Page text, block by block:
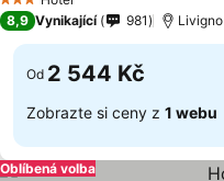
3 Počet hvězdiček
8,9 Vynikající 981 Livigno
Od 2 544 Kč
Zobrazte si ceny z 1 webu
Oblíbená volba